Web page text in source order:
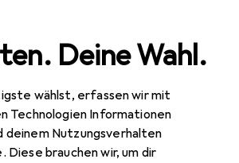
Deine Wahl.
wählst, erfassen wir mit
Technologien Informationen
deinem Nutzungsverhalten
brauchen wir, um dir
Baumarkt + Garten Bauen + Renovieren